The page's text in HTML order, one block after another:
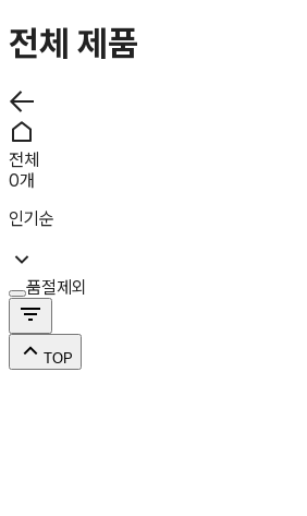
전체 제품
전체
0개
인기순
품절제외
TOP